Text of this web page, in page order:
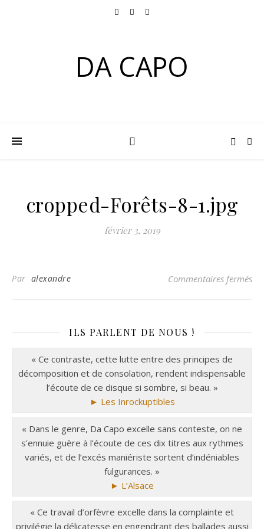
DA CAPO
cropped-Forêts-8-1.jpg
février 3, 2019
Par alexandre Commentaires fermés
ILS PARLENT DE NOUS !
« Ce contraste, cette lutte entre des principes de
décomposition et de consolation, rendent indispensable
l’écoute de ce disque si sombre, si beau. »
► Les Inrockuptibles
« Dans le genre, Da Capo excelle sans conteste, on ne
s’ennuie guère à l’écoute de ces dix titres aux rythmes
variés, et de l’excés maniériste sortent d’indéniables
fulgurances. »
► L’Alsace
« Ce travail d’orfèvre excelle dans la complainte et
privilégie la délicatesse en engendrant des ballades aussi